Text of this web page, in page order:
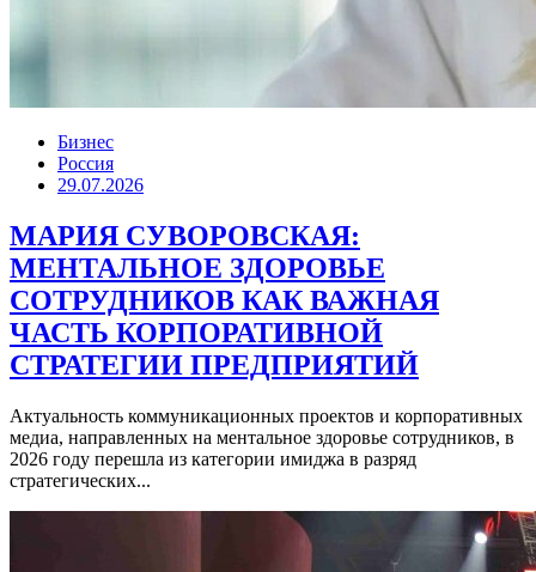
Бизнес
Россия
29.07.2026
МАРИЯ СУВОРОВСКАЯ:
МЕНТАЛЬНОЕ ЗДОРОВЬЕ
СОТРУДНИКОВ КАК ВАЖНАЯ
ЧАСТЬ КОРПОРАТИВНОЙ
СТРАТЕГИИ ПРЕДПРИЯТИЙ
Актуальность коммуникационных проектов и корпоративных
медиа, направленных на ментальное здоровье сотрудников, в
2026 году перешла из категории имиджа в разряд
стратегических...